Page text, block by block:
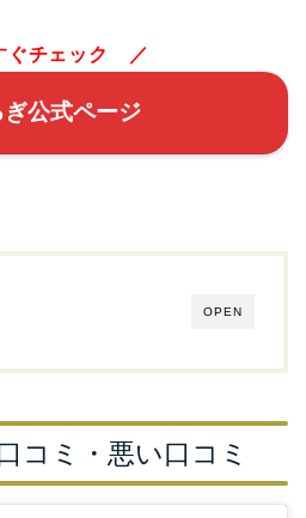
ぐチェック ／
公式ページ
OPEN
コミ・悪い口コミ